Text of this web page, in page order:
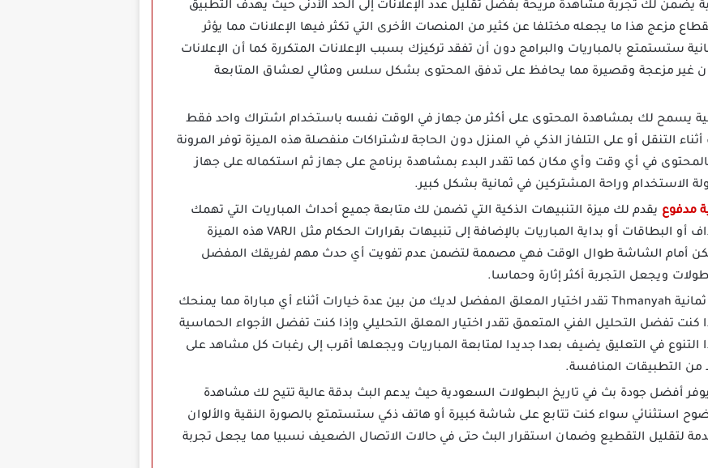
يضمن لك تجربة مشاهدة مريحة بفضل تقليل عدد الإعلانات إلى الحد الأدنى حيث يهدف التطبيق
مزعج هذا ما يجعله مختلفا عن كثير من المنصات الأخرى التي تكثر فيها الإعلانات مما يؤثر
ستستمتع بالمباريات والبرامج دون أن تفقد تركيزك بسبب الإعلانات المتكررة كما أن الإعلانات
غير مزعجة وقصيرة مما يحافظ على تدفق المحتوى بشكل سلس ومثالي لعشاق المتابعة
يسمح لك بمشاهدة المحتوى على أكثر من جهاز في الوقت نفسه باستخدام اشتراك واحد فقط
التنقل أو على التلفاز الذكي في المنزل دون الحاجة لاشتراكات منفصلة هذه الميزة توفر المرونة
في أي وقت وأي مكان كما تقدر البدء بمشاهدة برنامج على جهاز ثم استكماله على جهاز
الاستخدام وراحة المشتركين في ثمانية بشكل كبير.
مدفوع يقدم لك ميزة التنبيهات الذكية التي تضمن لك متابعة جميع أحداث المباريات التي تهمك
حيث تقدر تشغيل إشعارات للأهداف أو البطاقات أو بداية المباريات بالإضافة إلى تنبيهات بقرارات الحكام مثل الـVAR هذه الميزة
تكن أمام الشاشة طوال الوقت فهي مصممة لتضمن عدم تفويت أي حدث مهم لفريقك المفضل
ويجعل التجربة أكثر إثارة وحماسا.
تحميل تطبيق ثمانية Thmanyah تقدر اختيار المعلق المفضل لديك من بين عدة خيارات أثناء أي مباراة مما يمنحك
كنت تفضل التحليل الفني المتعمق تقدر اختيار المعلق التحليلي وإذا كنت تفضل الأجواء الحماسية
التنوع في التعليق يضيف بعدا جديدا لمتابعة المباريات ويجعلها أقرب إلى رغبات كل مشاهد على
من التطبيقات المنافسة.
أفضل جودة بث في تاريخ البطولات السعودية حيث يدعم البث بدقة عالية تتيح لك مشاهدة
استثنائي سواء كنت تتابع على شاشة كبيرة أو هاتف ذكي ستستمتع بالصورة النقية والألوان
لتقليل التقطيع وضمان استقرار البث حتى في حالات الاتصال الضعيف نسبيا مما يجعل تجربة